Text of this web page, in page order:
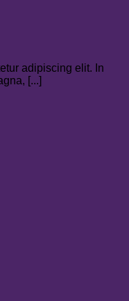
adipiscing elit. In
[...]